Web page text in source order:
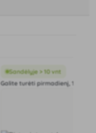
Sandėlyje > 10 vnt
Galite turėti pirmadienį, 10.08.